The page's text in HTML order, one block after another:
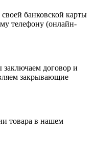
банковской карты
телефону (онлайн-
договор и
закрывающие
товара в нашем